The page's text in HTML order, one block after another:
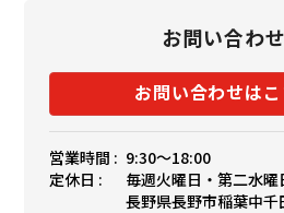
お問い合わ
お問い合わせは
営業時間 : 9:30〜18:00
定休日 :
毎週火曜日・第二水曜
長野県長野市稲葉中千